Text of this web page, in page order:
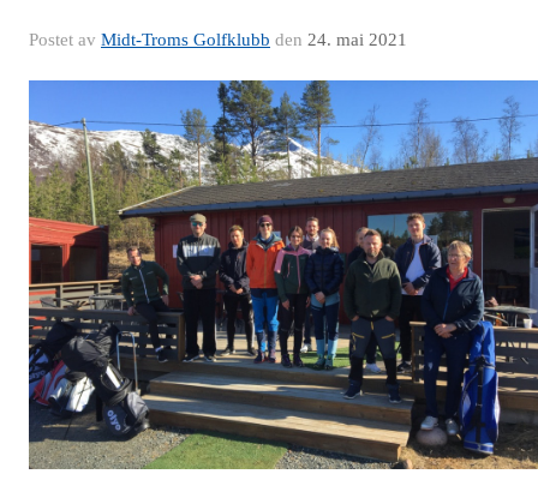
Postet av Midt-Troms Golfklubb den 24. mai 2021